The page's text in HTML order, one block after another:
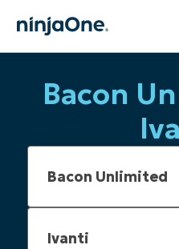
Bacon